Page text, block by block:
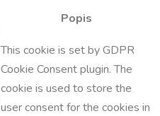
Popis
This cookie is set by GDPR
Cookie Consent plugin. The
cookie is used to store the
user consent for the cookies in